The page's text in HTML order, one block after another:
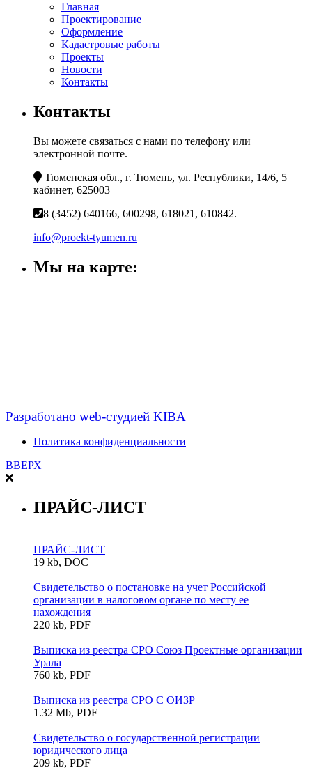
Главная
Проектирование
Оформление
Кадастровые работы
Проекты
Новости
Контакты
Контакты
Вы можете связаться с нами по телефону или
электронной почте.
Тюменская обл., г. Тюмень, ул. Республики, 14/6, 5
кабинет, 625003
8 (3452) 640166, 600298, 618021, 610842.
info@proekt-tyumen.ru
Мы на карте:
Разработано web-студией KIBA
Политика конфиденциальности
ВВЕРХ
ПРАЙС-ЛИСТ
ПРАЙС-ЛИСТ
19 kb, DOC
Свидетельство о постановке на учет Российской
организации в налоговом органе по месту ее
нахождения
220 kb, PDF
Выписка из реестра СРО Союз Проектные организации
Урала
760 kb, PDF
Выписка из реестра СРО С ОИЗР
1.32 Mb, PDF
Свидетельство о государственной регистрации
юридического лица
209 kb, PDF